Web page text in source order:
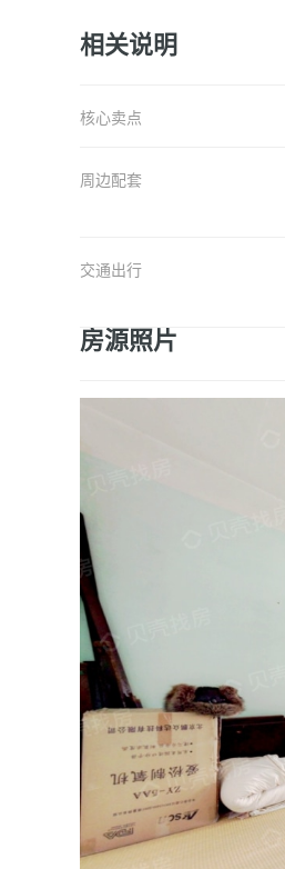
餐厅
户型图
相关说明
核心卖点
周边配套
交通出行
房源照片